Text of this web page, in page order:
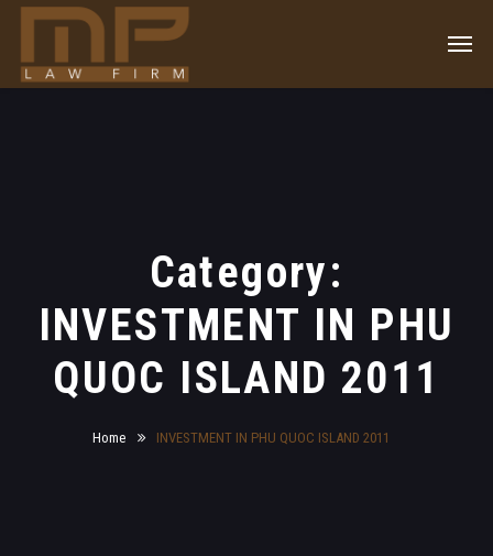
Category:
INVESTMENT IN PHU
QUOC ISLAND 2011
Home INVESTMENT IN PHU QUOC ISLAND 2011